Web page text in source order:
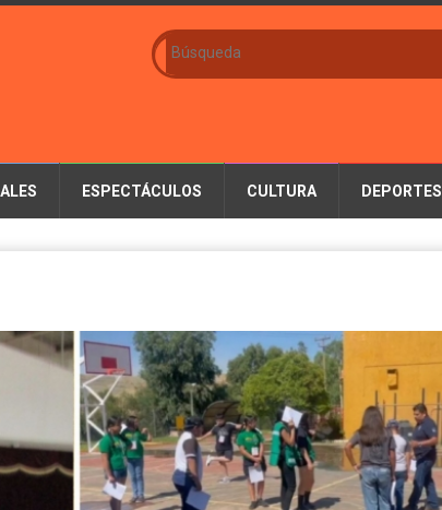
ESPECTÁCULOS CULTURA DEPORTES